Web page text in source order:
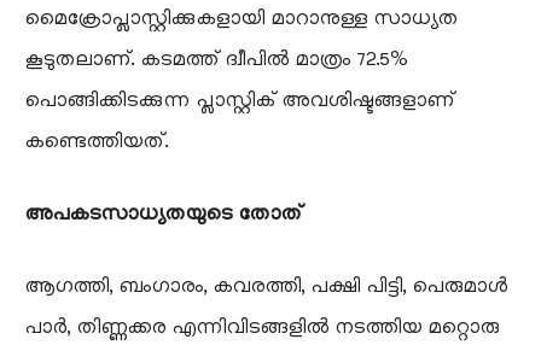
മൈക്രോപ്ലാസ്റ്റിക്കുകളായി മാറാനുള്ള സാധ്യത
കൂടുതലാണ്. കടമത്ത് ദ്വീപിൽ മാത്രം 72.5%
പൊങ്ങിക്കിടക്കുന്ന പ്ലാസ്റ്റിക് അവശിഷ്ടങ്ങളാണ്
കണ്ടെത്തിയത്.
അപകടസാധ്യതയുടെ തോത്
​ആഗത്തി, ബംഗാരം, കവരത്തി, പക്ഷി പിട്ടി, പെരുമാൾ
പാർ, തിണ്ണക്കര എന്നിവിടങ്ങളിൽ നടത്തിയ മറ്റൊരു